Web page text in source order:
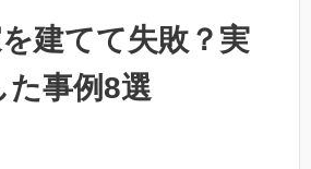
建てて失敗？実
た事例8選